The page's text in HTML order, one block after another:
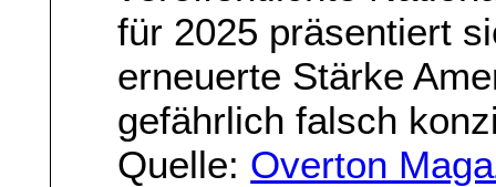
für 2025 präsentiert
erneuerte Stärke
gefährlich falsch
Quelle: Overton